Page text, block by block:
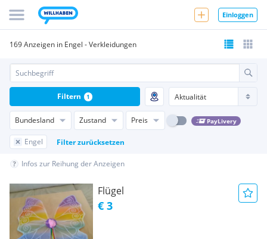
Einloggen
169 Anzeigen in Engel - Verkleidungen
Bundesland Zustand Preis PayLivery
Engel Filter zurücksetzen
Filtern 1
Infos zur Reihung der Anzeigen
Flügel
€ 3